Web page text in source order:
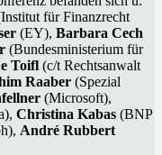
für Finanzrecht
(EY), Barbara Cech
(Bundesministerium für
Toifl (c/t Rechtsanwalt
Raaber (Spezial
(Microsoft),
Christina Kabas (BNP
André Rubbert